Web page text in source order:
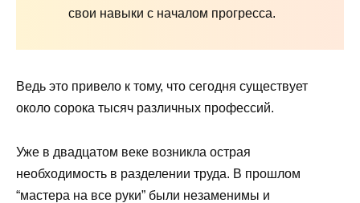
свои навыки с началом прогресса.
Ведь это привело к тому, что сегодня существует
около сорока тысяч различных профессий.
Уже в двадцатом веке возникла острая
необходимость в разделении труда. В прошлом
“мастера на все руки” были незаменимы и